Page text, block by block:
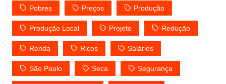
Pobres Preços Produção
Produção Local Projeto Redução
Renda Ricos Salários
São Paulo Seca Segurança